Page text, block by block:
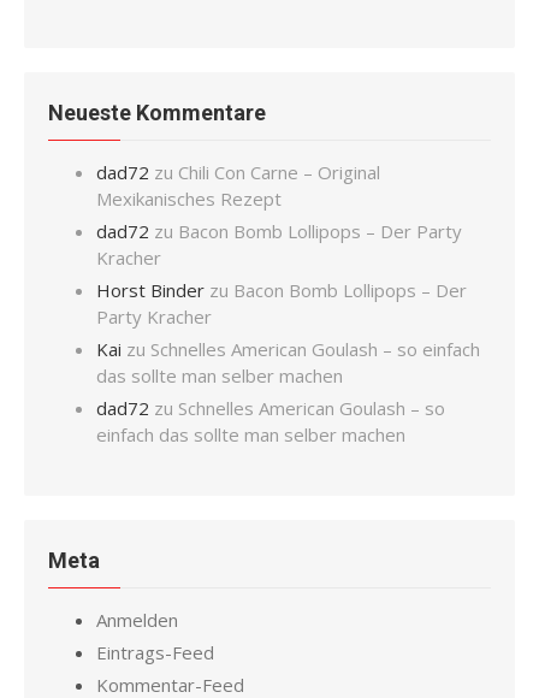
Neueste Kommentare
dad72 zu Chili Con Carne – Original
Mexikanisches Rezept
dad72 zu Bacon Bomb Lollipops – Der Party
Kracher
Horst Binder zu Bacon Bomb Lollipops – Der
Party Kracher
Kai zu Schnelles American Goulash – so einfach
das sollte man selber machen
dad72 zu Schnelles American Goulash – so
einfach das sollte man selber machen
Meta
Anmelden
Eintrags-Feed
Kommentar-Feed